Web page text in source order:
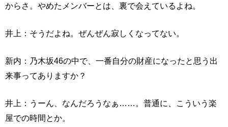
からさ。やめたメンバーとは、裏で会えているよね。
井上：そうだよね。ぜんぜん寂しくなってない。
新内：乃木坂46の中で、一番自分の財産になったと思う出
来事ってありますか？
井上：うーん、なんだろうなぁ……。普通に、こういう楽
屋での時間とか。